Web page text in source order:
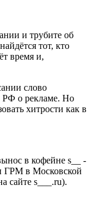
и трубите об
тот, кто
время и,
слово
РФ о рекламе. Но
хитрости как в
в кофейне s__ -
ГРМ в Московской
сайте s___.ru).